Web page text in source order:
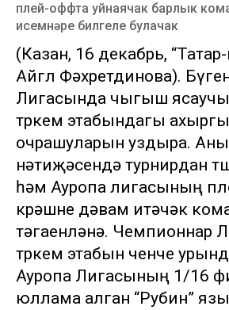
плей-оффта уйнаячак барлык
исемнәре билгеле булачак
(Казан, 16 декабрь,
Айгөл Фәхретдинова).
Лигасында чыгыш
төркем этабындагы ахыргы
очрашуларын уздыра.
нәтиҗәсендә турнирдан
һәм Ауропа лигасының
көрәшне дәвам итәчәк
тәгаенләнә. Чемпионнар
төркем этабын өченче
Ауропа Лигасының 1/16
юллама алган “Рубин”